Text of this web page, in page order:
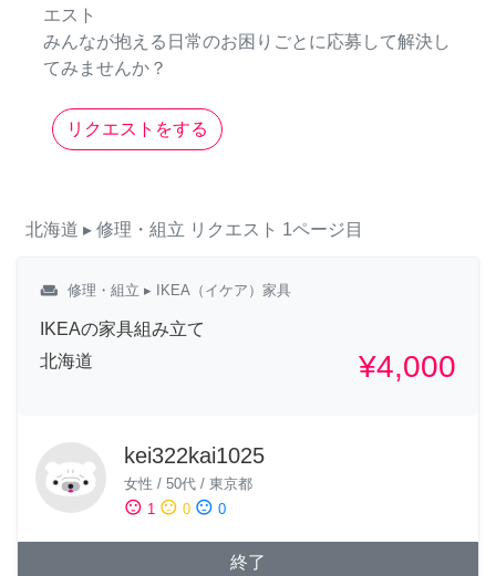
エスト
みんなが抱える日常のお困りごとに応募して解決し
てみませんか？
リクエストをする
北海道 ▸ 修理・組立 リクエスト 1ページ目
weekend 修理・組立 ▸ IKEA（イケア）家具
IKEAの家具組み立て
北海道
¥4,000
kei322kai1025
女性 / 50代 / 東京都
sentiment_satisfied 1 sentiment_neutral 0 sentiment_dissatisfied 0
終了